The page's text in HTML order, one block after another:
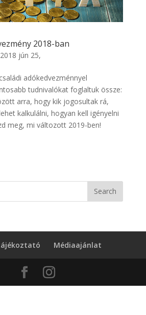
2018-ban
2018 jún 25,
adókedvezménnyel
tudnivalókat foglaltuk össze:
arra, hogy kik jogosultak rá,
kalkulálni, hogyan kell igényelni
meg, mi változott 2019-ben!
Médiaajánlat